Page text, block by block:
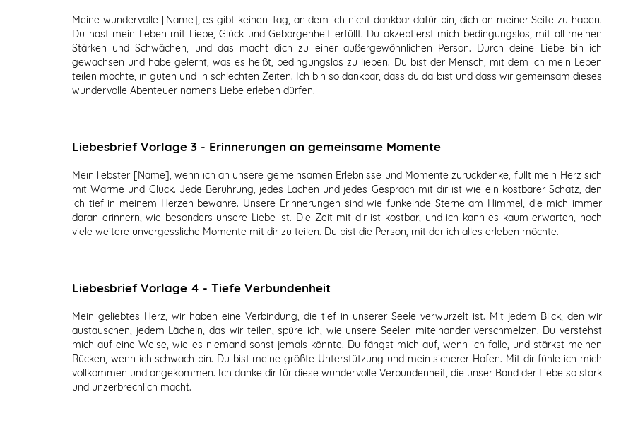
Meine wundervolle [Name], es gibt keinen Tag, an dem ich nicht dankbar dafür bin, dich an meiner Seite zu haben.
Du hast mein Leben mit Liebe, Glück und Geborgenheit erfüllt. Du akzeptierst mich bedingungslos, mit all meinen
Stärken und Schwächen, und das macht dich zu einer außergewöhnlichen Person. Durch deine Liebe bin ich
gewachsen und habe gelernt, was es heißt, bedingungslos zu lieben. Du bist der Mensch, mit dem ich mein Leben
teilen möchte, in guten und in schlechten Zeiten. Ich bin so dankbar, dass du da bist und dass wir gemeinsam dieses
wundervolle Abenteuer namens Liebe erleben dürfen.
Liebesbrief Vorlage 3 - Erinnerungen an gemeinsame Momente
Mein liebster [Name], wenn ich an unsere gemeinsamen Erlebnisse und Momente zurückdenke, füllt mein Herz sich
mit Wärme und Glück. Jede Berührung, jedes Lachen und jedes Gespräch mit dir ist wie ein kostbarer Schatz, den
ich tief in meinem Herzen bewahre. Unsere Erinnerungen sind wie funkelnde Sterne am Himmel, die mich immer
daran erinnern, wie besonders unsere Liebe ist. Die Zeit mit dir ist kostbar, und ich kann es kaum erwarten, noch
viele weitere unvergessliche Momente mit dir zu teilen. Du bist die Person, mit der ich alles erleben möchte.
Liebesbrief Vorlage 4 - Tiefe Verbundenheit
Mein geliebtes Herz, wir haben eine Verbindung, die tief in unserer Seele verwurzelt ist. Mit jedem Blick, den wir
austauschen, jedem Lächeln, das wir teilen, spüre ich, wie unsere Seelen miteinander verschmelzen. Du verstehst
mich auf eine Weise, wie es niemand sonst jemals könnte. Du fängst mich auf, wenn ich falle, und stärkst meinen
Rücken, wenn ich schwach bin. Du bist meine größte Unterstützung und mein sicherer Hafen. Mit dir fühle ich mich
vollkommen und angekommen. Ich danke dir für diese wundervolle Verbundenheit, die unser Band der Liebe so stark
und unzerbrechlich macht.